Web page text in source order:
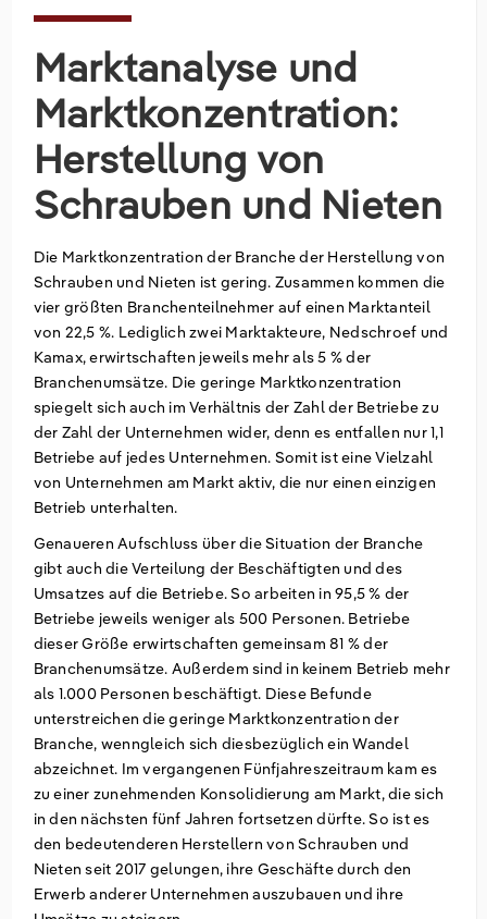
Marktanalyse und
Marktkonzentration:
Herstellung von
Schrauben und Nieten
Die Marktkonzentration der Branche der Herstellung von
Schrauben und Nieten ist gering. Zusammen kommen die
vier größten Branchenteilnehmer auf einen Marktanteil
von 22,5 %. Lediglich zwei Marktakteure, Nedschroef und
Kamax, erwirtschaften jeweils mehr als 5 % der
Branchenumsätze. Die geringe Marktkonzentration
spiegelt sich auch im Verhältnis der Zahl der Betriebe zu
der Zahl der Unternehmen wider, denn es entfallen nur 1,1
Betriebe auf jedes Unternehmen. Somit ist eine Vielzahl
von Unternehmen am Markt aktiv, die nur einen einzigen
Betrieb unterhalten.
Genaueren Aufschluss über die Situation der Branche
gibt auch die Verteilung der Beschäftigten und des
Umsatzes auf die Betriebe. So arbeiten in 95,5 % der
Betriebe jeweils weniger als 500 Personen. Betriebe
dieser Größe erwirtschaften gemeinsam 81 % der
Branchenumsätze. Außerdem sind in keinem Betrieb mehr
als 1.000 Personen beschäftigt. Diese Befunde
unterstreichen die geringe Marktkonzentration der
Branche, wenngleich sich diesbezüglich ein Wandel
abzeichnet. Im vergangenen Fünfjahreszeitraum kam es
zu einer zunehmenden Konsolidierung am Markt, die sich
in den nächsten fünf Jahren fortsetzen dürfte. So ist es
den bedeutenderen Herstellern von Schrauben und
Nieten seit 2017 gelungen, ihre Geschäfte durch den
Erwerb anderer Unternehmen auszubauen und ihre